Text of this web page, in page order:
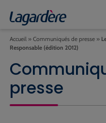
Accueil » Communiqués de presse »
Responsable (édition 2012)
presse